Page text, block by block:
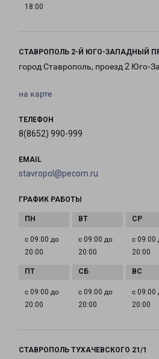
18:00
СТАВРОПОЛЬ 2-Й ЮГО-ЗАПАДНЫЙ
город Ставрополь, проезд 2 Юго-
на карте
ТЕЛЕФОН
8(8652) 990-999
EMAIL
stavropol@pecom.ru
ГРАФИК РАБОТЫ
с 09:00 до
20:00
с 09:00 до
20:00
с 09:00
20:00
с 09:00 до
20:00
с 09:00 до
20:00
с 09:00
20:00
СТАВРОПОЛЬ ТУХАЧЕВСКОГО 21/1